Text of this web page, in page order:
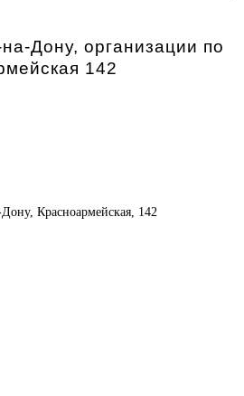
Дону, организации по
142
Красноармейская, 142